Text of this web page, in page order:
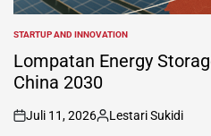
POSTED
IN
STARTUP AND INNOVATION
Lompatan Energy
China 2030
on
Juli 11, 2026
Posted
Lestari Sukidi